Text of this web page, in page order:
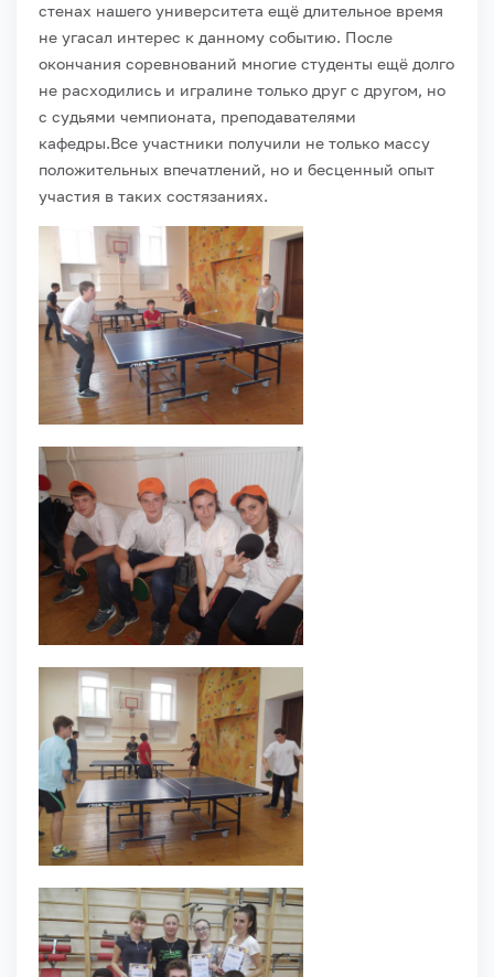
стенах нашего университета ещё длительное время
не угасал интерес к данному событию. После
окончания соревнований многие студенты ещё долго
не расходились и игралине только друг с другом, но
с судьями чемпионата, преподавателями
кафедры.Все участники получили не только массу
положительных впечатлений, но и бесценный опыт
участия в таких состязаниях.